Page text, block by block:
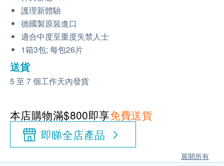
護理新體驗
德國製原裝進口
適合中度至重度失禁人士
1箱3包; 每包26片
送貨
5 至 7 個工作天內發貨
本店購物滿$800即享免費送貨
即睇全店產品
展開所有